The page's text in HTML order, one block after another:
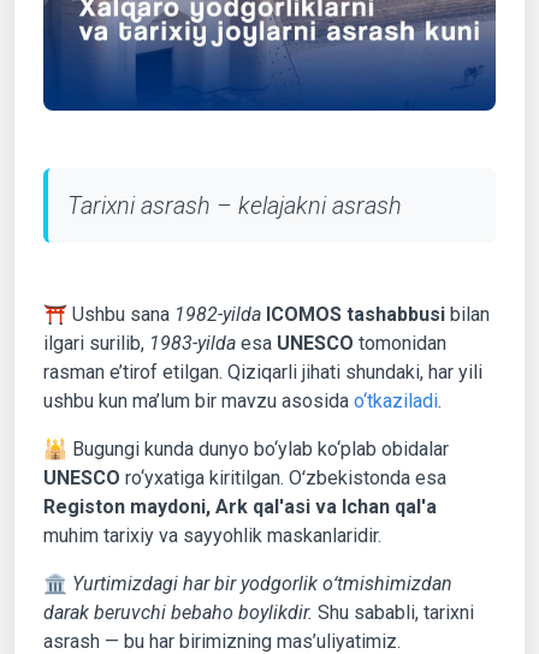
Tarixni asrash – kelajakni asrash
⛩️ Ushbu sana 1982-yilda ICOMOS tashabbusi bilan
ilgari surilib, 1983-yilda esa UNESCO tomonidan
rasman e’tirof etilgan. Qiziqarli jihati shundaki, har yili
ushbu kun ma’lum bir mavzu asosida o‘tkaziladi.
🕌 Bugungi kunda dunyo bo‘ylab ko‘plab obidalar
UNESCO ro‘yxatiga kiritilgan. Oʻzbekistonda esa
Registon maydoni, Ark qal'asi va Ichan qal'a
muhim tarixiy va sayyohlik maskanlaridir.
🏛️ Yurtimizdagi har bir yodgorlik oʻtmishimizdan
darak beruvchi bebaho boylikdir. Shu sababli, tarixni
asrash — bu har birimizning mas’uliyatimiz.